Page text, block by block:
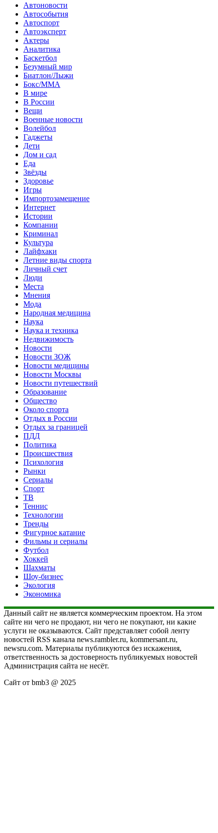
Автоновости
Автособытия
Автоспорт
Автоэксперт
Актеры
Аналитика
Баскетбол
Безумный мир
Биатлон/Лыжи
Бокс/MMA
В мире
В России
Вещи
Военные новости
Волейбол
Гаджеты
Дети
Дом и сад
Еда
Звёзды
Здоровье
Игры
Импортозамещение
Интернет
Истории
Компании
Криминал
Культура
Лайфхаки
Летние виды спорта
Личный счет
Люди
Места
Мнения
Мода
Народная медицина
Наука
Наука и техника
Недвижимость
Новости
Новости ЗОЖ
Новости медицины
Новости Москвы
Новости путешествий
Образование
Общество
Около спорта
Отдых в России
Отдых за границей
ПДД
Политика
Происшествия
Психология
Рынки
Сериалы
Спорт
ТВ
Теннис
Технологии
Тренды
Фигурное катание
Фильмы и сериалы
Футбол
Хоккей
Шахматы
Шоу-бизнес
Экология
Экономика
Данный сайт не является коммерческим проектом. На этом
сайте ни чего не продают, ни чего не покупают, ни какие
услуги не оказываются. Сайт представляет собой ленту
новостей RSS канала news.rambler.ru, kommersant.ru,
newsru.com. Материалы публикуются без искажения,
ответственность за достоверность публикуемых новостей
Администрация сайта не несёт.
Сайт от bmb3 @ 2025